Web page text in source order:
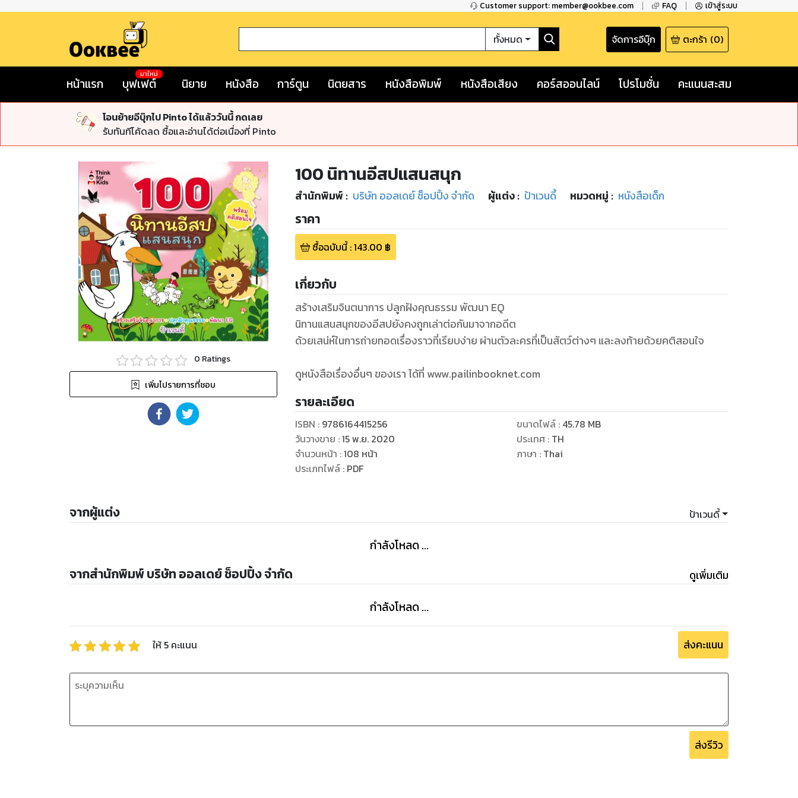
Customer support: member@ookbee.com FAQ เข้าสู่ระบบ
ทั้งหมด จัดการอีบุ๊ก ตะกร้า (0)
หน้าแรก บุฟเฟต์
มาใหม่
นิยาย หนังสือ การ์ตูน นิตยสาร หนังสือพิมพ์ หนังสือเสียง คอร์สออนไลน์ โปรโมชั่น คะแนนสะสม
โอนย้ายอีบุ๊กไป Pinto ได้แล้ววันนี้ กดเลย
รับทันทีโค้ดลด ซื้อและอ่านได้ต่อเนื่องที่ Pinto
0 Ratings
เพิ่มไปรายการที่ชอบ
100 นิทานอีสปแสนสนุก
สำนักพิมพ์ : บริษัท ออลเดย์ ช็อปปิ้ง จำกัด ผู้แต่ง : ป้าเวนดี้ หมวดหมู่ : หนังสือเด็ก
ราคา
ซื้อฉบับนี้:143.00 ฿
เกี่ยวกับ
สร้างเสริมจินตนาการ ปลูกฝังคุณธรรม พัฒนา EQ
นิทานแสนสนุกของอีสปยังคงถูกเล่าต่อกันมาจากอดีต
ด้วยเสน่ห์ในการถ่ายทอดเรื่องราวที่เรียบง่าย ผ่านตัวละครที่เป็นสัตว์ต่างๆ และลงท้ายด้วยคติสอนใจ
รายละเอียด
ISBN : 9786164415256
วันวางขาย :15 พ.ย. 2020
จำนวนหน้า :108 หน้า
ประเภทไฟล์: PDF
ขนาดไฟล์: 45.78 MB
ประเทศ : TH
ภาษา : Thai
จากผู้แต่ง ป้าเวนดี้
กำลังโหลด ...
จากสำนักพิมพ์ บริษัท ออลเดย์ ช็อปปิ้ง จำกัด ดูเพิ่มเติม
กำลังโหลด ...
ให้ 5 คะแนน ส่งคะแนน
ส่งรีวิว